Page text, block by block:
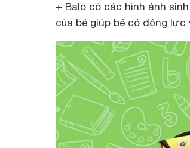
+ Balo có các hình ảnh
của bé giúp bé có động